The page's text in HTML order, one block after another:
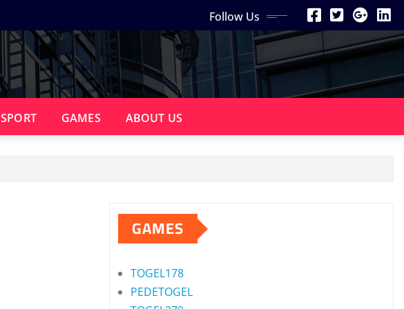
Follow Us
SPORT GAMES ABOUT US
GAMES
TOGEL178
PEDETOGEL